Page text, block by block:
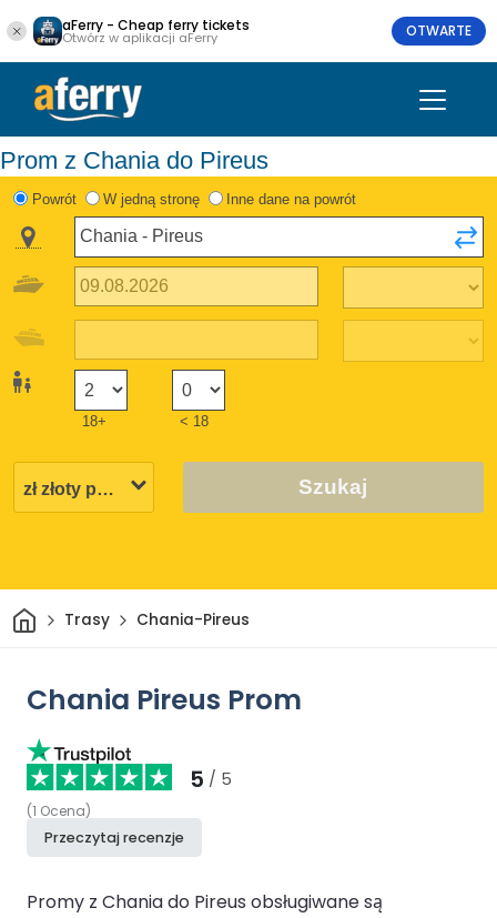
aFerry - Cheap ferry tickets
Otwórz w aplikacji aFerry OTWARTE
Prom z Chania do Pireus
Powrót W jedną stronę Inne dane na powrót
18+ < 18
Szukaj
DomTrasy Chania-Pireus
Chania Pireus Prom
5 / 5
(1 Ocena)
Przeczytaj recenzje
Promy z Chania do Pireus obsługiwane są